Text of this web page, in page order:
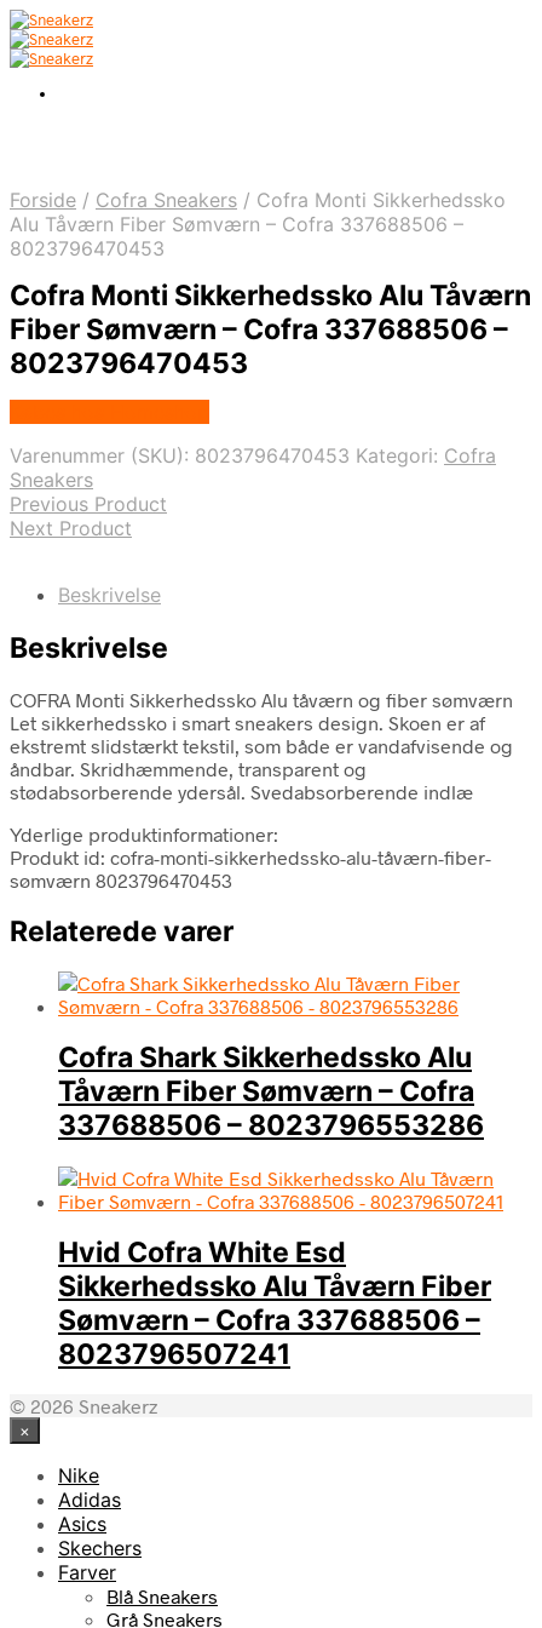
Forside / Cofra Sneakers / Cofra Monti Sikkerhedssko
Alu Tåværn Fiber Sømværn – Cofra 337688506 –
8023796470453
Cofra Monti Sikkerhedssko Alu Tåværn
Fiber Sømværn – Cofra 337688506 –
8023796470453
Varenummer (SKU): 8023796470453 Kategori: Cofra
Sneakers
Previous Product
Next Product
Beskrivelse
Beskrivelse
COFRA Monti Sikkerhedssko Alu tåværn og fiber sømværn
Let sikkerhedssko i smart sneakers design. Skoen er af
ekstremt slidstærkt tekstil, som både er vandafvisende og
åndbar. Skridhæmmende, transparent og
stødabsorberende ydersål. Svedabsorberende indlæ
Yderlige produktinformationer:
Produkt id: cofra-monti-sikkerhedssko-alu-tåværn-fiber-
sømværn 8023796470453
Relaterede varer
Cofra Shark Sikkerhedssko Alu
Tåværn Fiber Sømværn – Cofra
337688506 – 8023796553286
Hvid Cofra White Esd
Sikkerhedssko Alu Tåværn Fiber
Sømværn – Cofra 337688506 –
8023796507241
© 2026 Sneakerz
×
Nike
Adidas
Asics
Skechers
Farver
Blå Sneakers
Grå Sneakers